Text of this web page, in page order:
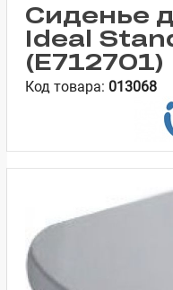
Бачки для
унитазов
Смесители для
встраиваемых
Зеркало-шкаф
Сиденье
Ideal
(E712701)
Код товара: 013068